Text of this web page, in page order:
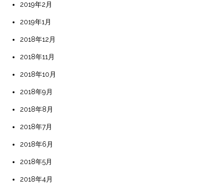
2019年2月
2019年1月
2018年12月
2018年11月
2018年10月
2018年9月
2018年8月
2018年7月
2018年6月
2018年5月
2018年4月